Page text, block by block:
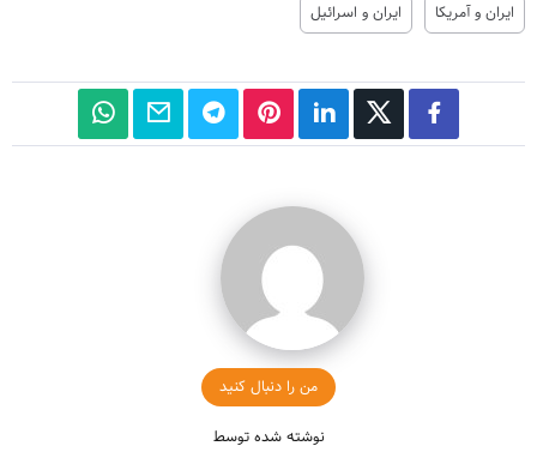
ایران و آمریکا ایران و اسرائیل
من را دنبال کنید
نوشته شده توسط